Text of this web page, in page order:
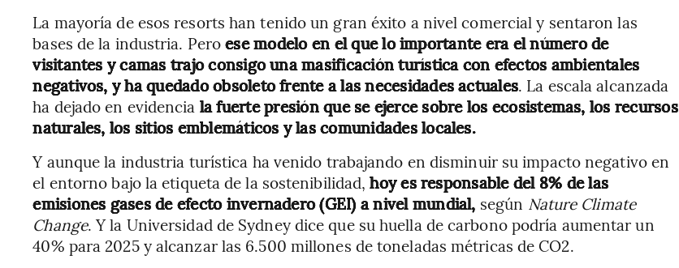
La mayoría de esos resorts han tenido un gran éxito a nivel comercial y sentaron las
bases de la industria. Peroese modelo en el que lo importante era el número de
visitantes y camas trajo consigo una masificación turística con efectos ambientales
negativos, y ha quedado obsoleto frente a las necesidades actuales. La escala alcanzada
ha dejado en evidencia la fuerte presión que se ejerce sobre los ecosistemas, los recursos
naturales, los sitios emblemáticos y las comunidades locales.
Y aunque la industria turística ha venido trabajando en disminuir su impacto negativo en
el entorno bajo la etiqueta de la sostenibilidad,hoy es responsable del 8% de las
emisiones gases de efecto invernadero (GEI) a nivel mundial, según Nature Climate
Change. Y la Universidad de Sydney dice que su huella de carbono podría aumentar un
40% para 2025 y alcanzar las 6.500 millones de toneladas métricas de CO2.